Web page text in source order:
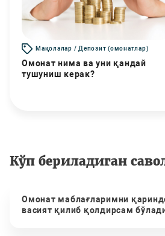
Мақолалар / Депозит (омонатлар)
Омонат нима ва уни қандай
тушуниш керак?
Кўп бериладиган
Омонат маблағларимни
васият қилиб қолдирсам